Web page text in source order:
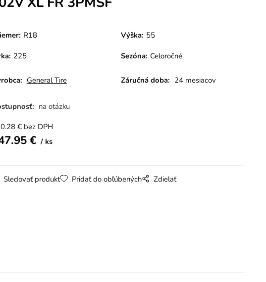
R18 Výška: 55
225 Sezóna: Celoročné
General Tire Záručná doba: 24 mesiacov
na otázku
€ bez DPH
€ ks
Sledovať produkt Pridať do obľúbených Zdielať